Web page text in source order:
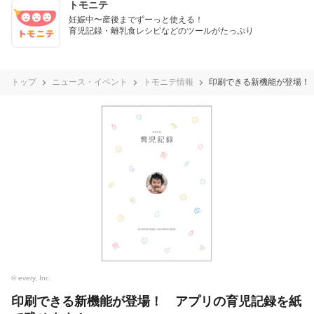
トモニテ
妊娠中〜産後までずーっと使える！
育児記録・離乳食レシピなどのツールがたっぷり
トップ ニュース・イベント トモニテ情報 印刷できる新機能が登場
© every, Inc.
印刷できる新機能が登場！ アプリの育児記録を紙